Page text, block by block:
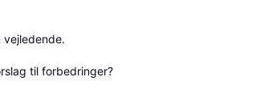
til forbedringer?